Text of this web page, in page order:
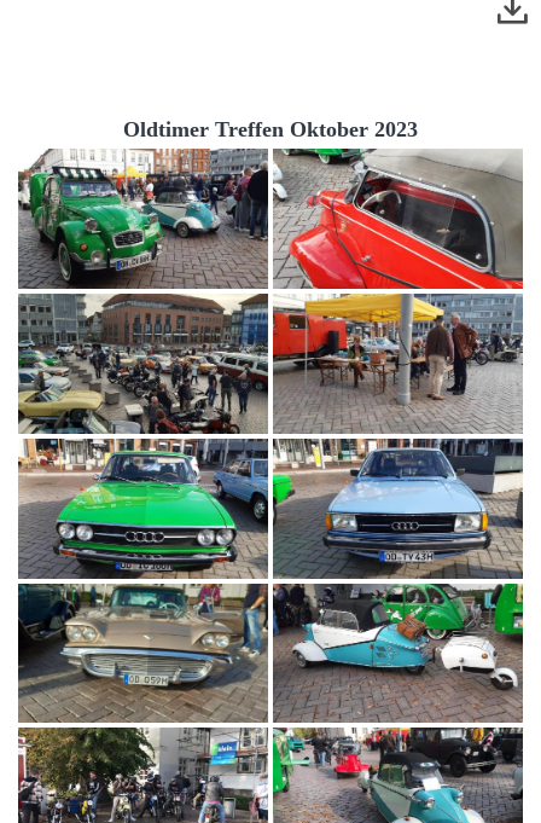
Oldtimer Treffen Oktober 2023